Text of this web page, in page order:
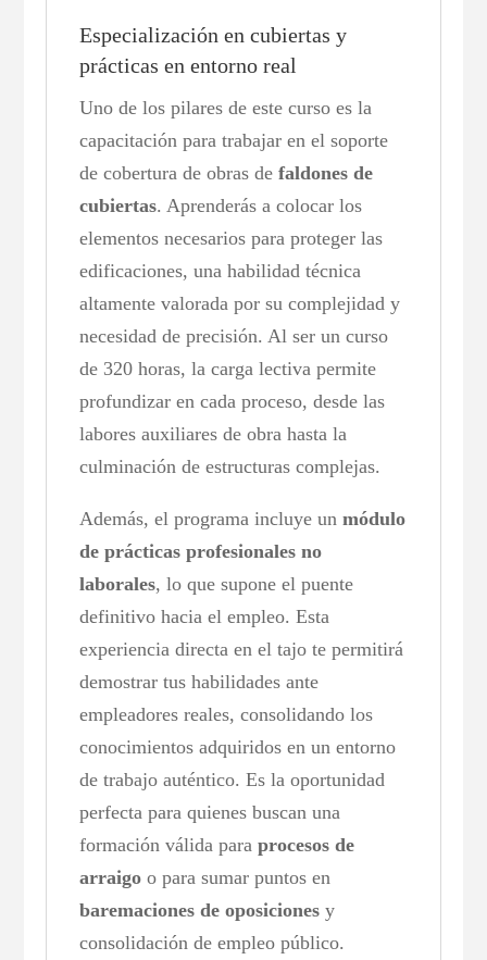
Especialización en cubiertas y
prácticas en entorno real
Uno de los pilares de este curso es la
capacitación para trabajar en el soporte
de cobertura de obras defaldones de
cubiertas. Aprenderás a colocar los
elementos necesarios para proteger las
edificaciones, una habilidad técnica
altamente valorada por su complejidad y
necesidad de precisión. Al ser un curso
de 320 horas, la carga lectiva permite
profundizar en cada proceso, desde las
labores auxiliares de obra hasta la
culminación de estructuras complejas.
Además, el programa incluye unmódulo
de prácticas profesionales no
laborales, lo que supone el puente
definitivo hacia el empleo. Esta
experiencia directa en el tajo te permitirá
demostrar tus habilidades ante
empleadores reales, consolidando los
conocimientos adquiridos en un entorno
de trabajo auténtico. Es la oportunidad
perfecta para quienes buscan una
formación válida paraprocesos de
arraigo o para sumar puntos en
baremaciones de oposiciones y
consolidación de empleo público.